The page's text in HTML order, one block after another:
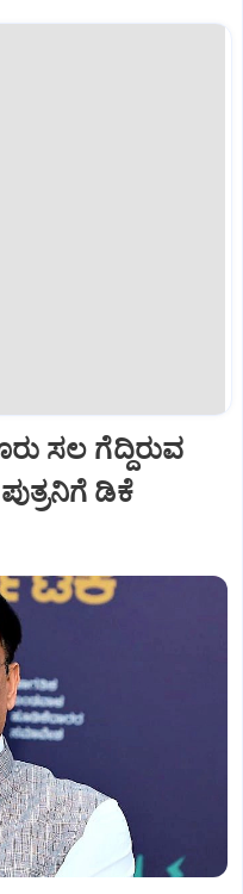
ಸಲ ಗೆದ್ದಿರುವ
ಡಿಕೆ